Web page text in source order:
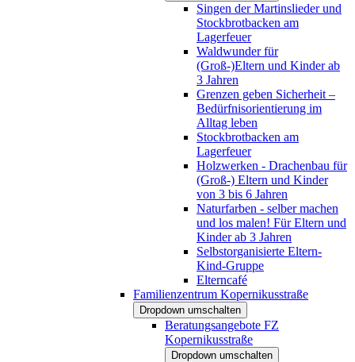
Singen der Martinslieder und
Stockbrotbacken am
Lagerfeuer
Waldwunder für
(Groß-)Eltern und Kinder ab
3 Jahren
Grenzen geben Sicherheit –
Bedürfnisorientierung im
Alltag leben
Stockbrotbacken am
Lagerfeuer
Holzwerken - Drachenbau für
(Groß-) Eltern und Kinder
von 3 bis 6 Jahren
Naturfarben - selber machen
und los malen! Für Eltern und
Kinder ab 3 Jahren
Selbstorganisierte Eltern-
Kind-Gruppe
Elterncafé
Familienzentrum Kopernikusstraße
Dropdown umschalten
Beratungsangebote FZ
Kopernikusstraße
Dropdown umschalten